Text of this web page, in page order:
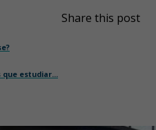
Share this post
estudiar…